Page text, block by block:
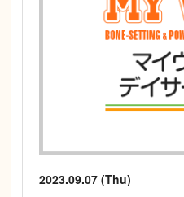
2023.09.07 (Thu)